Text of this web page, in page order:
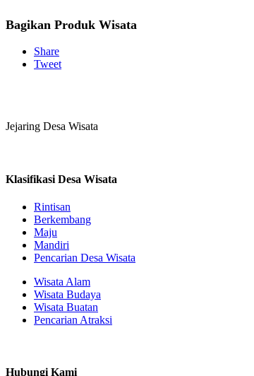
Bagikan Produk Wisata
Share
Tweet
Jejaring Desa Wisata
Klasifikasi Desa Wisata
Rintisan
Berkembang
Maju
Mandiri
Pencarian Desa Wisata
Wisata Alam
Wisata Budaya
Wisata Buatan
Pencarian Atraksi
Hubungi Kami